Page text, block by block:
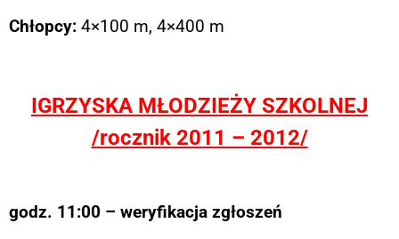
Chłopcy: 4×100 m, 4×400 m
IGRZYSKA MŁODZIEŻY SZKOLNEJ
/rocznik 2011 – 2012/
godz. 11:00 – weryfikacja zgłoszeń